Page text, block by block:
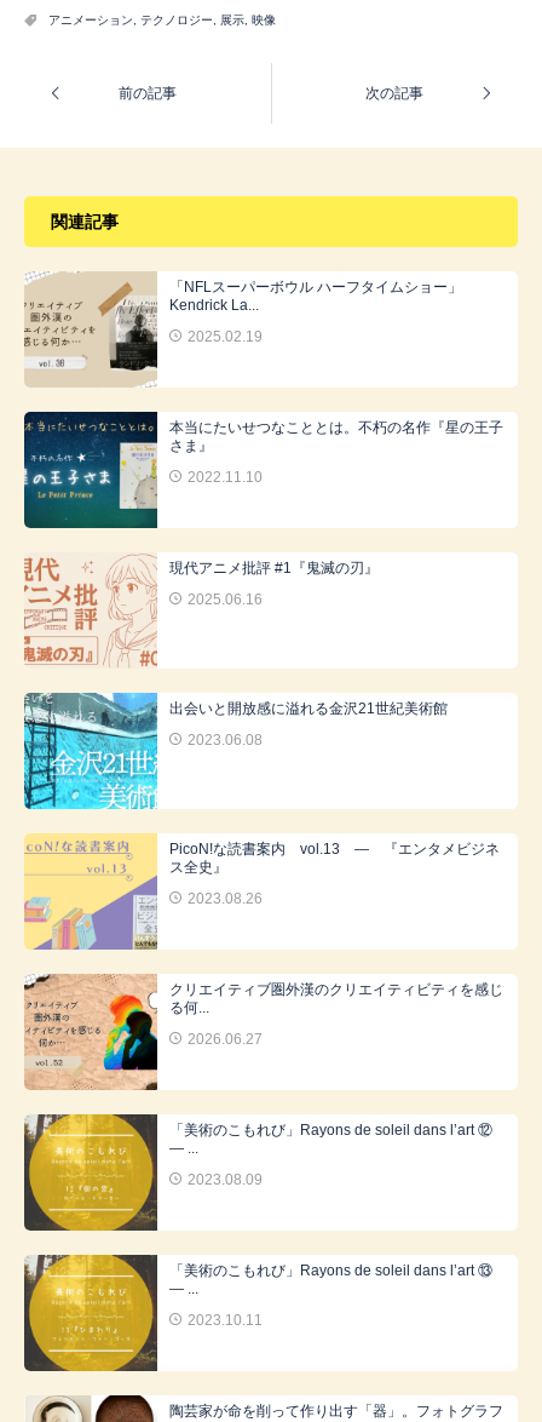
アニメーション テクノロジー 展示 映像
関連記事
「NFLスーパーボウル ハーフタイムショー」
Kendrick La...
2025.02.19
本当にたいせつなこととは。不朽の名作『星の王子
さま』
2022.11.10
現代アニメ批評 #1『鬼滅の刃』
2025.06.16
出会いと開放感に溢れる金沢21世紀美術館
2023.06.08
PicoN!な読書案内 vol.13 ― 『エンタメビジネ
ス全史』
2023.08.26
クリエイティブ圏外漢のクリエイティビティを感じ
る何...
2026.06.27
「美術のこもれび」Rayons de soleil dans l’art ⑫
― ...
2023.08.09
「美術のこもれび」Rayons de soleil dans l’art ⑬
― ...
2023.10.11
陶芸家が命を削って作り出す「器」。フォトグラフ